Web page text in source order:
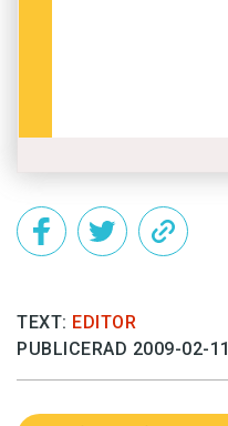
TEXT: EDITOR
PUBLICERAD 2009-02-11